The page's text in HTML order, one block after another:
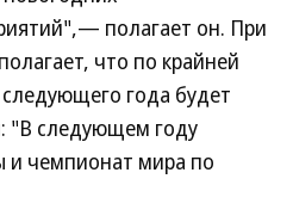
полагает он. При
что по крайней
года будет
"В следующем году
и чемпионат мира по